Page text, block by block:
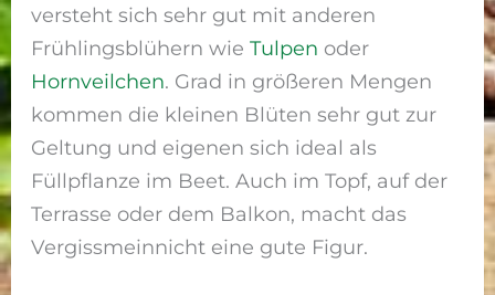
versteht sich sehr gut mit anderen
Frühlingsblühern wieTulpen oder
Hornveilchen. Grad in größeren Mengen
kommen die kleinen Blüten sehr gut zur
Geltung und eigenen sich ideal als
Füllpflanze im Beet. Auch im Topf, auf der
Terrasse oder dem Balkon, macht das
Vergissmeinnicht eine gute Figur.